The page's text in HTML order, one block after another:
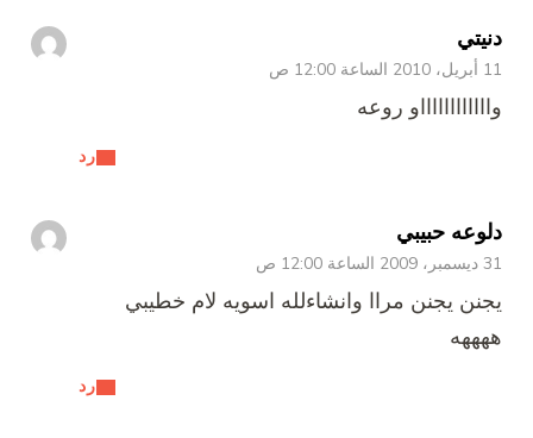
دنيتي
11 أبريل، 2010 الساعة 12:00 ص
رد
وااااااااااااو روعه
دلوعه حبيبي
31 ديسمبر، 2009 الساعة 12:00 ص
رد
يجنن يجنن مراا وانشاءلله اسويه لام خطيبي
ههههه